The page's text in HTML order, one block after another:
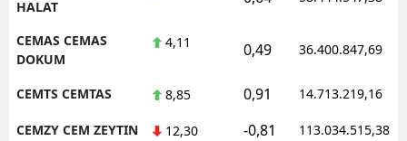
HALAT
CEMAS CEMAS
DOKUM
4,11 0,49 36.400.847,69
CEMTS CEMTAS 8,85 0,91 14.713.219,16
CEMZY CEM ZEYTIN 12,30 -0,81 113.034.515,38